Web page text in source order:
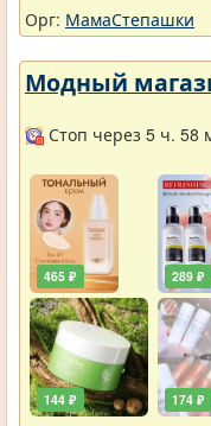
Орг: МамаСтепашки
Модный
Стоп через 5 ч. 58
465 ₽
144 ₽
289 ₽
174 ₽